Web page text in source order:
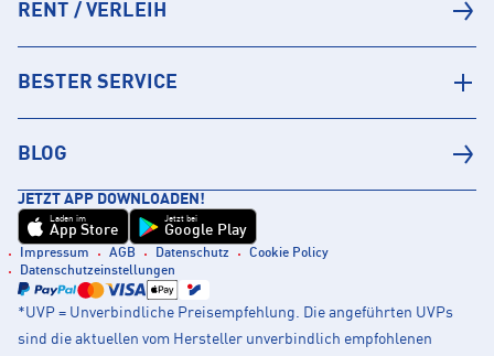
RENT / VERLEIH
BESTER SERVICE
BLOG
JETZT APP DOWNLOADEN!
Laden im
App Store
Jetzt bei
Google Play
Impressum AGB Datenschutz
Cookie Policy
Datenschutzeinstellungen
*UVP = Unverbindliche Preisempfehlung. Die angeführten UVPs
sind die aktuellen vom Hersteller unverbindlich empfohlenen